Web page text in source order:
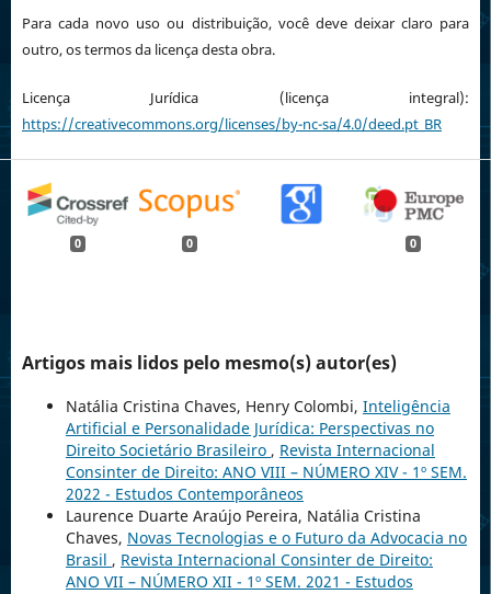
Para cada novo uso ou distribuição, você deve deixar claro para
outro, os termos da licença desta obra.
Licença Jurídica (licença integral):
https://creativecommons.org/licenses/by-nc-sa/4.0/deed.pt_BR
0 0 0
Artigos mais lidos pelo mesmo(s) autor(es)
Natália Cristina Chaves, Henry Colombi, Inteligência
Artificial e Personalidade Jurídica: Perspectivas no
Direito Societário Brasileiro , Revista Internacional
Consinter de Direito: ANO VIII – NÚMERO XIV - 1º SEM.
2022 - Estudos Contemporâneos
Laurence Duarte Araújo Pereira, Natália Cristina
Chaves, Novas Tecnologias e o Futuro da Advocacia no
Brasil , Revista Internacional Consinter de Direito:
ANO VII – NÚMERO XII - 1º SEM. 2021 - Estudos